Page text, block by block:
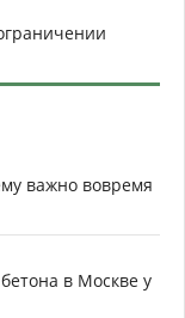
важно вовремя
в Москве у